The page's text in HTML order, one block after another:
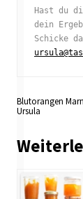
Hast du
dein
Blutorangen
Ursula